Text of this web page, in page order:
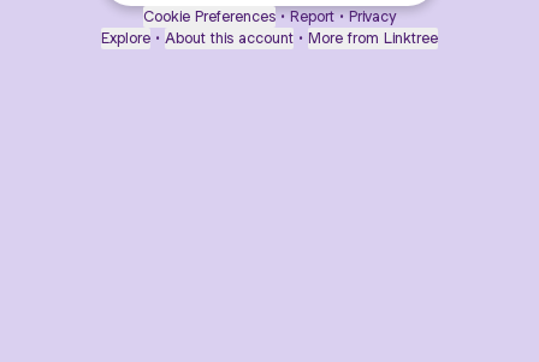
Cookie Preferences • Report • Privacy
Explore • About this account • More from Linktree